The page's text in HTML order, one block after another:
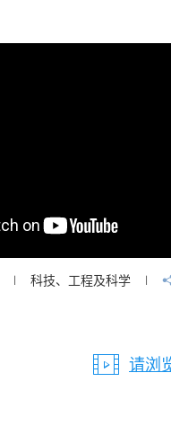
科技、工程及科学
请浏